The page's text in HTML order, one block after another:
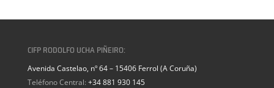
CIFP RODOLFO UCHA PIÑEIRO:
Avenida Castelao, nº 64 – 15406 Ferrol (A Coruña)
Teléfono Central: +34 881 930 145